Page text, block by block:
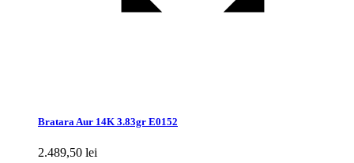
Bratara Aur 14K 3.83gr E0152
2.489,50 lei